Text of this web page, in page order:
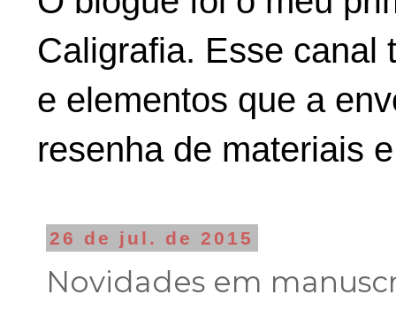
Caligrafia. Esse canal
e elementos que a
resenha de materiais
26 de jul. de 2015
Novidades em